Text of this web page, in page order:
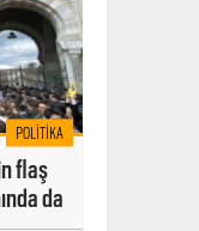
POLITIKA
flaş
da